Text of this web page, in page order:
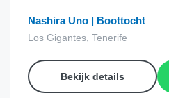
Nashira Uno | Boottocht
Los Gigantes, Tenerife
Bekijk details